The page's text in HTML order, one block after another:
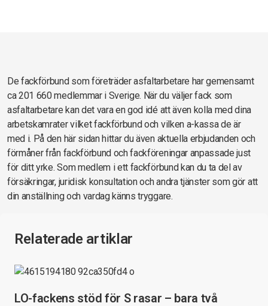
De fackförbund som företräder asfaltarbetare har gemensamt
ca 201 660 medlemmar i Sverige. När du väljer fack som
asfaltarbetare kan det vara en god idé att även kolla med dina
arbetskamrater vilket fackförbund och vilken a-kassa de är
med i. På den här sidan hittar du även aktuella erbjudanden och
förmåner från fackförbund och fackföreningar anpassade just
för ditt yrke. Som medlem i ett fackförbund kan du ta del av
försäkringar, juridisk konsultation och andra tjänster som gör att
din anställning och vardag känns tryggare.
Relaterade artiklar
LO-fackens stöd för S rasar – bara två